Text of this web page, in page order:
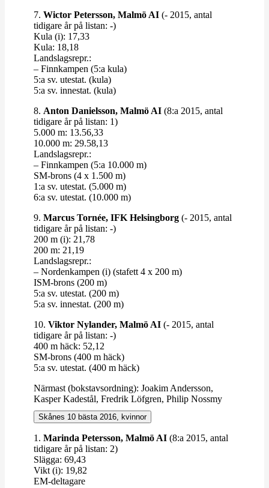
7. Wictor Petersson, Malmö AI (- 2015, antal
tidigare år på listan: -)
Kula (i): 17,33
Kula: 18,18
Lands­lagsrepr.:
– Finn­kampen (5:a kula)
5:a sv. utestat. (kula)
5:a sv. innestat. (kula)
8. Anton Dani­elsson, Malmö AI (8:a 2015, antal
tidigare år på listan: 1)
5.000 m: 13.56,33
10.000 m: 29.58,13
Lands­lagsrepr.:
– Finn­kampen (5:a 10.000 m)
SM-​​brons (4 x 1.500 m)
1:a sv. utestat. (5.000 m)
6:a sv. utestat. (10.000 m)
9. Marcus Tornée, IFK Helsingborg (- 2015, antal
tidigare år på listan: -)
200 m (i): 21,78
200 m: 21,19
Lands­lagsrepr.:
– Nor­den­kampen (i) (stafett 4 x 200 m)
ISM-​​brons (200 m)
5:a sv. utestat. (200 m)
5:a sv. innestat. (200 m)
10. Viktor Nylander, Malmö AI (- 2015, antal
tidigare år på listan: -)
400 m häck: 52,12
SM-​​brons (400 m häck)
5:a sv. utestat. (400 m häck)
Närmast (bok­stavs­ordning): Joakim Andersson,
Kasper Kadestål, Fredrik Löfgren, Philip Nossmy
Skånes 10 bästa 2016, kvinnor
1. Marinda Petersson, Malmö AI (8:a 2015, antal
tidigare år på listan: 2)
Slägga: 69,43
Vikt (i): 19,82
EM-​​deltagare